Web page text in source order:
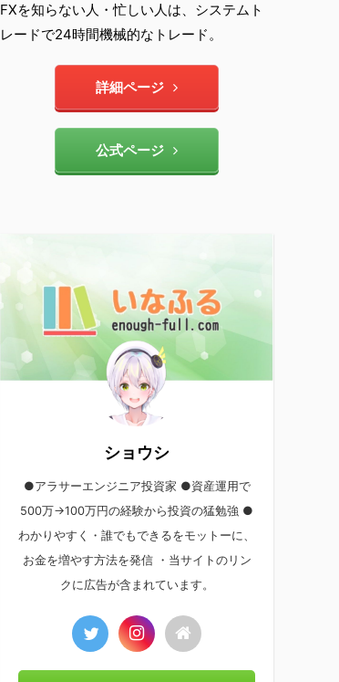
FXを知らない人・忙しい人は、システムト
レードで24時間機械的なトレード。
詳細ページ
公式ページ
ショウシ
●アラサーエンジニア投資家 ●資産運用で
500万→100万円の経験から投資の猛勉強 ●
わかりやすく・誰でもできるをモットーに、
お金を増やす方法を発信 ・当サイトのリン
クに広告が含まれています。